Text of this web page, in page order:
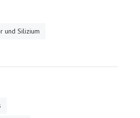
und Silizium